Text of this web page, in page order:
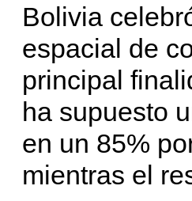
Bolivia
espacial de
principal
ha supuesto
en un 85%
mientras el